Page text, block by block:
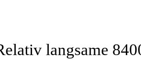
langsame